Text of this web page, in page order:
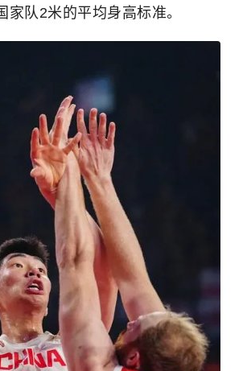
家队2米的平均身高标准。